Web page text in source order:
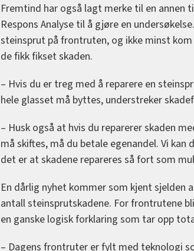
Fremtind har også lagt merke til en annen
Respons Analyse til å gjøre en
steinsprut på frontruten, og ikke minst
de fikk fikset skaden.
– Hvis du er treg med å reparere en
hele glasset må byttes, understreker
– Husk også at hvis du reparerer skaden
må skiftes, må du betale egenandel. Vi
det er at skadene repareres så fort som
En dårlig nyhet kommer som kjent sjelden
antall steinsprutskadene. For frontrutene
en ganske logisk forklaring som tar opp
– Dagens frontruter er fylt med teknologi